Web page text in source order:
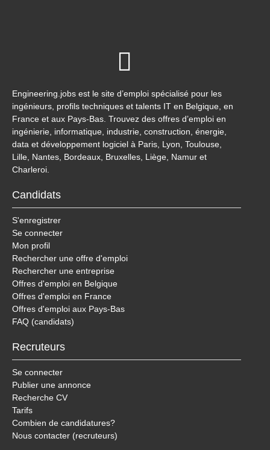
Engineering.jobs est le site d’emploi spécialisé pour les
ingénieurs, profils techniques et talents IT en Belgique, en
France et aux Pays-Bas. Trouvez des offres d’emploi en
ingénierie, informatique, industrie, construction, énergie,
data et développement logiciel à Paris, Lyon, Toulouse,
Lille, Nantes, Bordeaux, Bruxelles, Liège, Namur et
Charleroi.
Candidats
S'enregistrer
Se connecter
Mon profil
Rechercher une offre d'emploi
Rechercher une entreprise
Offres d'emploi en Belgique
Offres d'emploi en France
Offres d'emploi aux Pays-Bas
FAQ (candidats)
Recruteurs
Se connecter
Publier une annonce
Recherche CV
Tarifs
Combien de candidatures?
Nous contacter (recruteurs)